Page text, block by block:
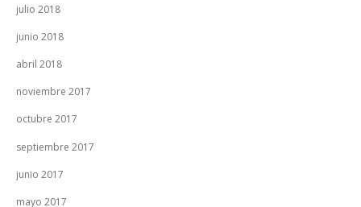
julio 2018
junio 2018
abril 2018
noviembre 2017
octubre 2017
septiembre 2017
junio 2017
mayo 2017